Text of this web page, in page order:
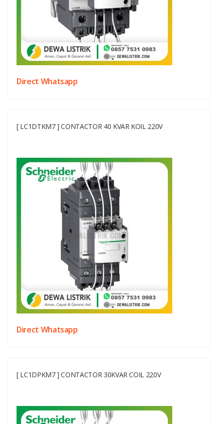
Direct Whatsapp
[ LC1DTKM7 ] CONTACTOR 40 KVAR KOIL 220V
Direct Whatsapp
[ LC1DPKM7 ] CONTACTOR 30KVAR COIL 220V